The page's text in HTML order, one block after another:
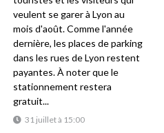
31 juillet à 15:00
veulent se garer à Lyon au
mois d'août. Comme l'année
dernière, les places de parking
dans les rues de Lyon restent
payantes. À noter que le
stationnement restera
gratuit...